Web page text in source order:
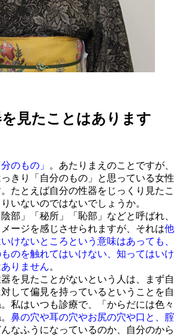
見たことはあります
のもの」
。あたりまえのことですが、
きり「自分のもの」と思っている女性
たとえば自分の性器をじっくり見たこ
いないのではないでしょうか。
部」「秘所」「恥部」などと呼ばれ、
ージを感じさせられますが、それは他
けないところという意味はあっても、
のを触れてはいけない、知ってはいけ
りません。
を見たことがないという人は、まず自
して偏見を持っているということを自
私はいつも診療で、「からだには色々
鼻の穴や耳の穴やお尻の穴や口と、腟
なふうになっているのか、自分のから